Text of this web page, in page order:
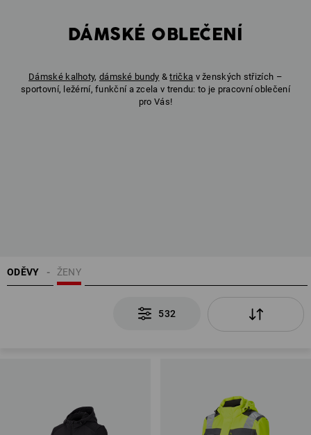
DÁMSKÉ OBLEČENÍ
Dámské kalhoty, dámské bundy &trička v ženských střizích –
sportovní, ležérní, funkční a zcela v trendu: to je pracovní oblečení
pro Vás!
ODĚVY ŽENY
532